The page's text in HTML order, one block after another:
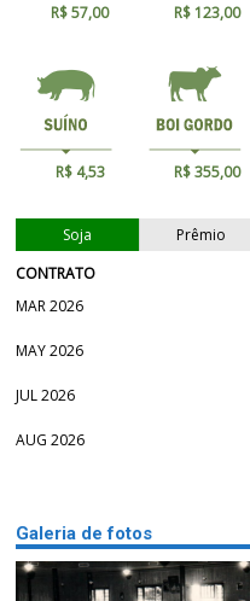
R$ 57,00 R$ 123,00
R$ 4,53 R$ 355,00
Soja Prêmio
CONTRATO
MAR 2026
MAY 2026
JUL 2026
AUG 2026
Galeria de fotos